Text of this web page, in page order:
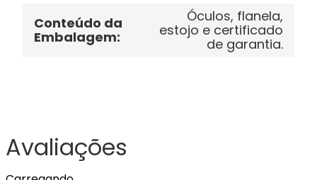
Conteúdo da
Embalagem:
Óculos, flanela,
estojo e certificado
de garantia.
Avaliações